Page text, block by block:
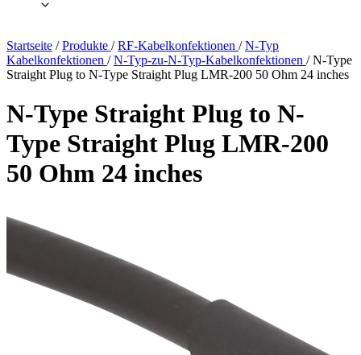
Startseite / Produkte / RF-Kabelkonfektionen / N-Typ
Kabelkonfektionen / N-Typ-zu-N-Typ-Kabelkonfektionen / N-Type
Straight Plug to N-Type Straight Plug LMR-200 50 Ohm 24 inches
N-Type Straight Plug to N-
Type Straight Plug LMR-200
50 Ohm 24 inches